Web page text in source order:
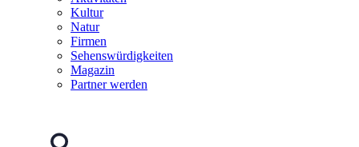
Kultur
Natur
Firmen
Sehenswürdigkeiten
Magazin
Partner werden